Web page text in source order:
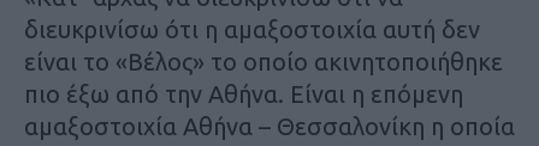
διευκρινίσω ότι η αμαξοστοιχία αυτή δεν
είναι το «Βέλος» το οποίο ακινητοποιήθηκε
πιο έξω από την Αθήνα. Είναι η επόμενη
αμαξοστοιχία Αθήνα – Θεσσαλονίκη η οποία